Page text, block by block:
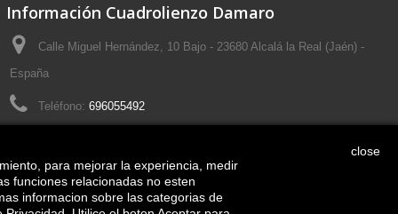
Información Cuadrolienzo Damaro
Calle Miguel Hernández, 10 Bajo - 23680 Alcalá la Real (Jaén) -
España
Teléfono: 696055492
close
para mejorar la experiencia, medir
funciones relacionadas no esten
informacion sobre las categorias de